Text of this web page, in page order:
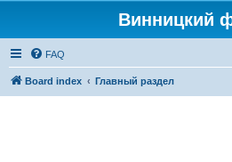
Винницкий
FAQ
Board index Главный раздел